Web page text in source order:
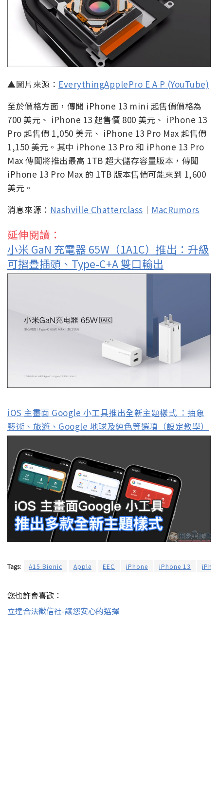
▲圖片來源： EverythingApplePro E A P (YouTube)
至於價格方面，傳聞 iPhone 13 mini 起售價價格為
700 美元、 iPhone 13 起售價 800 美元、 iPhone 13
Pro 起售價 1,050 美元、 iPhone 13 Pro Max 起售價
1,150 美元。其中 iPhone 13 Pro 和 iPhone 13 Pro
Max 傳聞將推出最高 1TB 超大儲存容量版本，傳聞
iPhone 13 Pro Max 的 1TB 版本售價可能來到 1,600
美元。
消息來源： Nashville Chatterclass ｜ MacRumors
延伸閱讀：
小米 GaN 充電器 65W（1A1C）推出：升級
可摺疊插頭、Type-C+A 雙口輸出
iOS 主畫面 Google 小工具推出全新主題樣式 ：抽象
藝術、旅遊、Google 地球及純色等選項（設定教學）
Tags: A15 Bionic Apple EEC iPhone iPhone 13
您也許會喜歡：
立達合法徵信社-讓您安心的選擇